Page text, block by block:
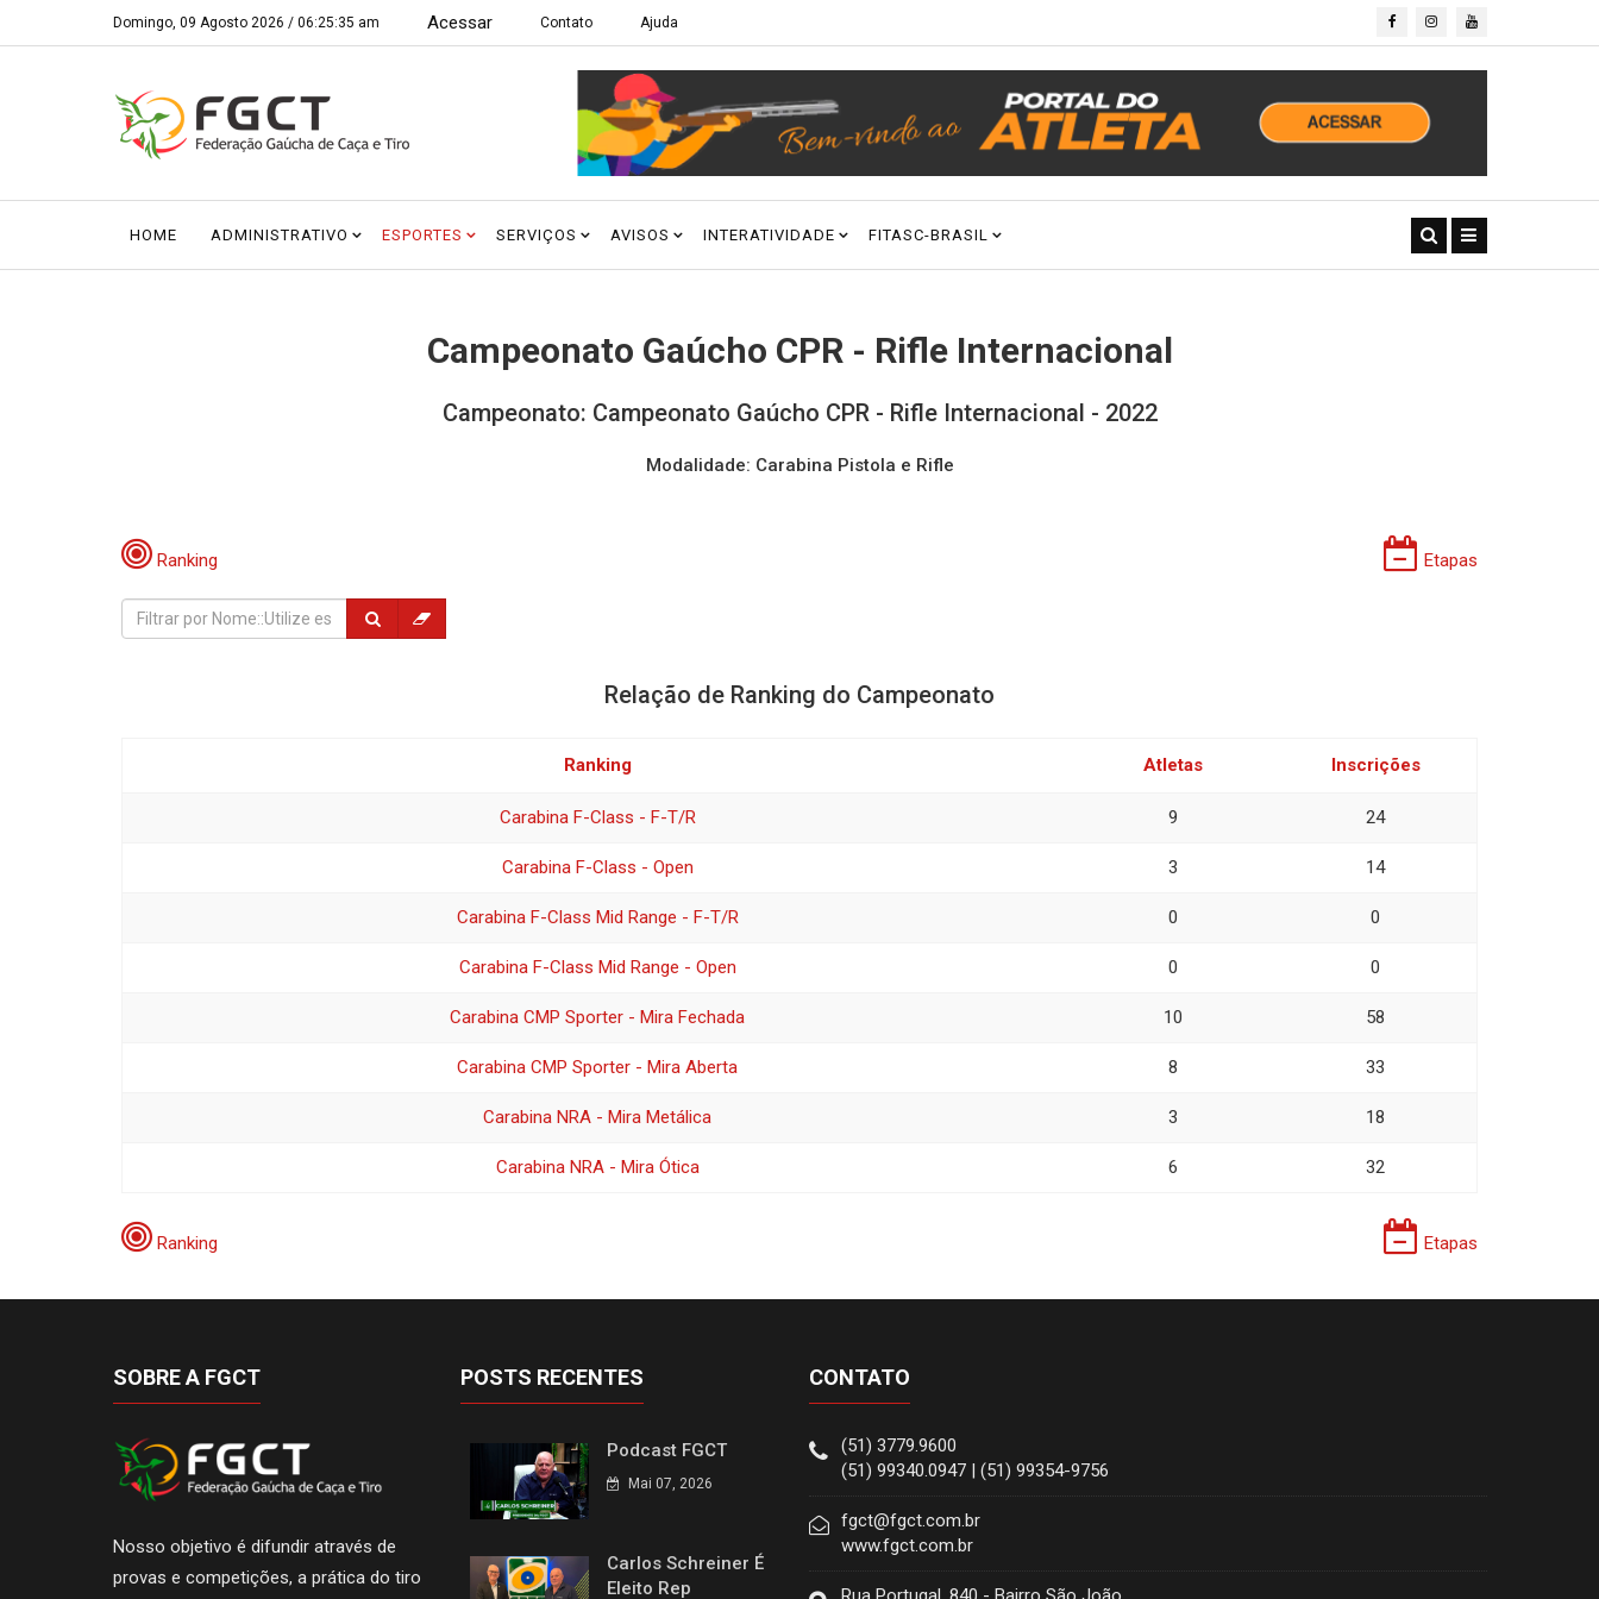
Domingo, 09 Agosto 2026 / 06:25:36 am Acessar Contato Ajuda
HOME ADMINISTRATIVO ESPORTES SERVIÇOS AVISOS INTERATIVIDADE FITASC-BRASIL
Campeonato Gaúcho CPR - Rifle Internacional
Campeonato: Campeonato Gaúcho CPR - Rifle Internacional - 2022
Modalidade: Carabina Pistola e Rifle
Ranking Etapas
Relação de Ranking do Campeonato
Ranking Atletas Inscrições
Carabina F-Class - F-T/R 9 24
Carabina F-Class - Open 3 14
Carabina F-Class Mid Range - F-T/R 0 0
Carabina F-Class Mid Range - Open 0 0
Carabina CMP Sporter - Mira Fechada 10 58
Carabina CMP Sporter - Mira Aberta 8 33
Carabina NRA - Mira Metálica 3 18
Carabina NRA - Mira Ótica 6 32
Ranking Etapas
SOBRE A FGCT
Nosso objetivo é difundir através de
provas e competições, a prática do tiro
POSTS RECENTES
Podcast FGCT
Mai 07, 2026
Carlos Schreiner É
Eleito Rep
CONTATO
(51) 3779.9600
(51) 99340.0947 | (51) 99354-9756
fgct@fgct.com.br
www.fgct.com.br